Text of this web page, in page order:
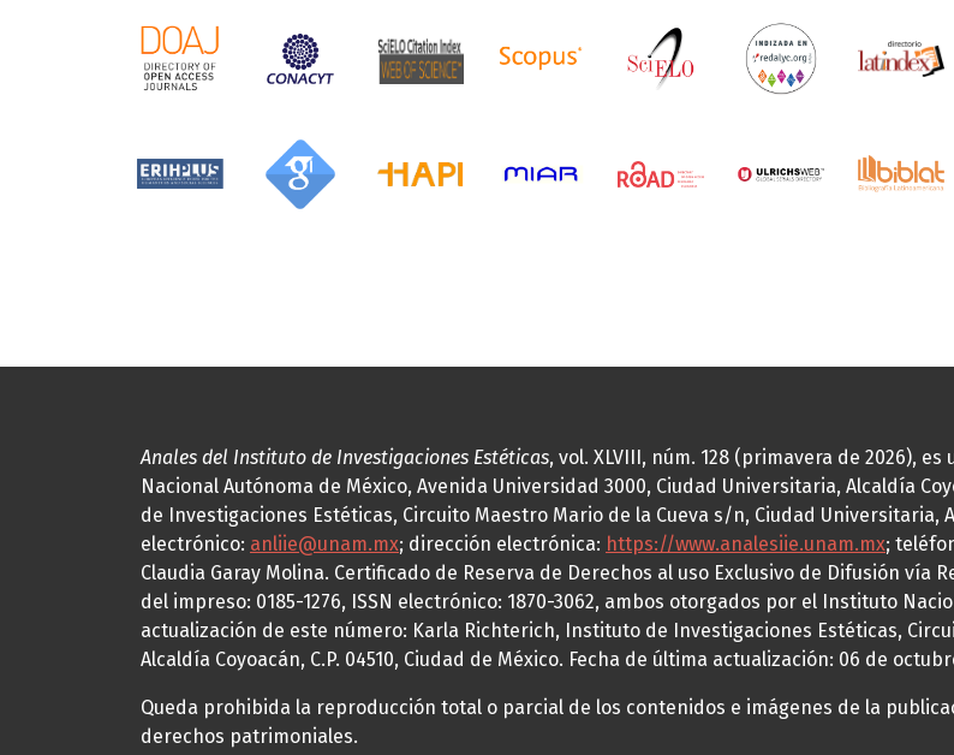
Anales del Instituto de Investigaciones Estéticas, vol. XLVIII, núm. 128 (primavera de 2026),
Nacional Autónoma de México, Avenida Universidad 3000, Ciudad Universitaria, Alcaldía
de Investigaciones Estéticas, Circuito Maestro Mario de la Cueva s/n, Ciudad Universitaria,
electrónico: anliie@unam.mx; dirección electrónica: https://www.analesiie.unam.mx;
Claudia Garay Molina. Certificado de Reserva de Derechos al uso Exclusivo de Difusión vía
del impreso: 0185-1276, ISSN electrónico: 1870-3062, ambos otorgados por el Instituto
actualización de este número: Karla Richterich, Instituto de Investigaciones Estéticas,
Alcaldía Coyoacán, C.P. 04510, Ciudad de México. Fecha de última actualización: 06 de
Queda prohibida la reproducción total o parcial de los contenidos e imágenes de la
derechos patrimoniales.